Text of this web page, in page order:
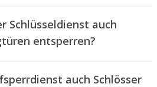
Ort. Die tatsächliche Wartezeit
des Einsatzortes zu unserem
Schlüsseldienst auch
Fahrzeugtüren entsperren?